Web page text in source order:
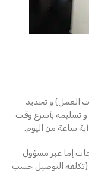
العمل) و تحديد
و تسليمه بأسرع وقت
ساعة من اليوم.
إما عبر مسؤول
(تكلفة التوصيل حسب